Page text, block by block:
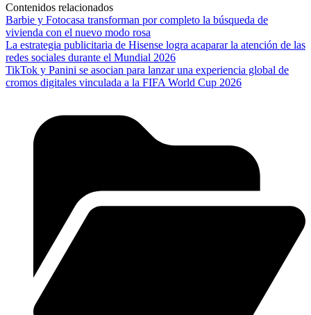
Contenidos relacionados
Barbie y Fotocasa transforman por completo la búsqueda de
vivienda con el nuevo modo rosa
La estrategia publicitaria de Hisense logra acaparar la atención de las
redes sociales durante el Mundial 2026
TikTok y Panini se asocian para lanzar una experiencia global de
cromos digitales vinculada a la FIFA World Cup 2026